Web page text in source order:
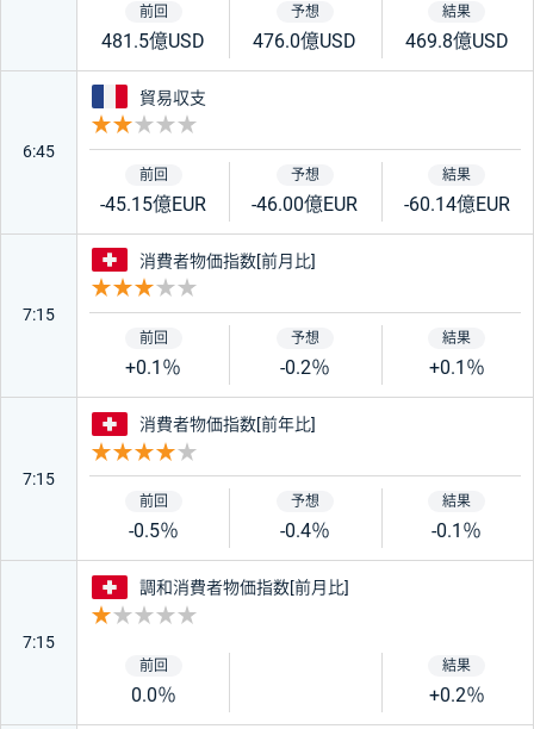
481.5億USD 476.0億USD 469.8億USD
6:45
フランス
貿易収支
-45.15億EUR -46.00億EUR -60.14億EUR
7:15
スイス
消費者物価指数[前月比]
+0.1％ -0.2％ +0.1％
7:15
スイス
消費者物価指数[前年比]
-0.5％ -0.4％ -0.1％
7:15
スイス
調和消費者物価指数[前月比]
0.0％ +0.2％